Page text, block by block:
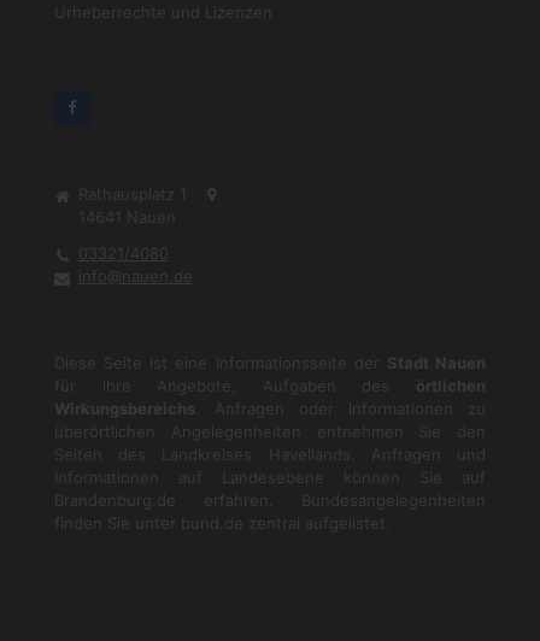
Urheberrechte und Lizenzen
Rathausplatz 1
14641
Nauen
03321/4080
info@nauen.de
Diese Seite ist eine Informationsseite der Stadt Nauen
für ihre Angebote, Aufgaben des örtlichen
Wirkungsbereichs . Anfragen oder Informationen zu
überörtlichen Angelegenheiten entnehmen Sie den
Seiten des Landkreises Havellands. Anfragen und
Informationen auf Landesebene können Sie auf
Brandenburg.de
erfahren. Bundesangelegenheiten
finden Sie unter
bund.de zentral aufgelistet.